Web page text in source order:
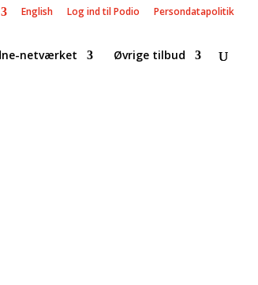
English Log ind til Podio Persondatapolitik
netværket Øvrige tilbud